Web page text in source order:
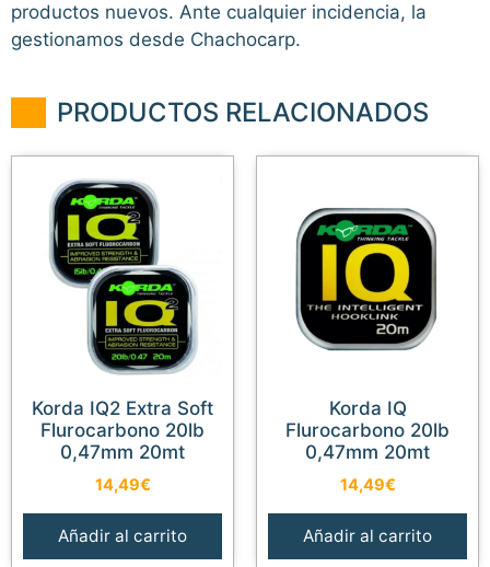
productos nuevos. Ante cualquier incidencia, la
gestionamos desde Chachocarp.
PRODUCTOS RELACIONADOS
Korda IQ2 Extra Soft
Flurocarbono 20lb
0,47mm 20mt
14,49€
Añadir al carrito
Korda IQ
Flurocarbono 20lb
0,47mm 20mt
14,49€
Añadir al carrito